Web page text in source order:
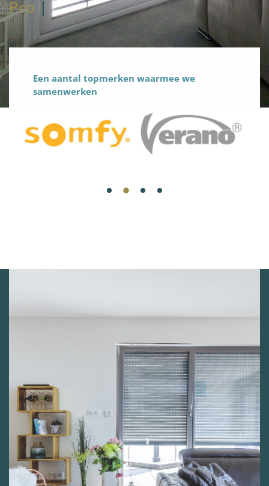
Pro fteam|
Een aantal topmerken waarmee we
samenwerken